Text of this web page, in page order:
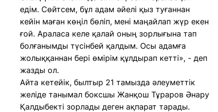
едім. Сөйтсем, бұл адам әйелі қыз туғаннан
кейін маған көңіл бөліп, мені маңайлап жүр екен
ғой. Араласа келе қалай оның зорлығына тап
болғанымды түсінбей қалдым. Осы адамға
жолыққаннан бері өмірім құлдырап кетті», - деп
жазды ол.
Айта кетейік, былтыр 21 тамызда әлеуметтік
желіде танымал боксшы Жанқош Тұраров Әнару
Қалдыбекті зорлады деген ақпарат тарады.